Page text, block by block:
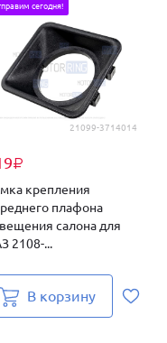
21099-3714014
₽
сегодня!
крепления
плафона
салона для
2108-...
В корзину